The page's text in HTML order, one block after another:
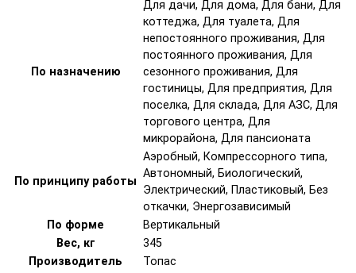
По назначению
Для дачи, Для дома, Для бани, Для
коттеджа, Для туалета, Для
непостоянного проживания, Для
постоянного проживания, Для
сезонного проживания, Для
гостиницы, Для предприятия, Для
поселка, Для склада, Для АЗС, Для
торгового центра, Для
микрорайона, Для пансионата
По принципу работы
Аэробный, Компрессорного типа,
Автономный, Биологический,
Электрический, Пластиковый, Без
откачки, Энергозависимый
По форме
Вертикальный
Вес, кг
345
Производитель
Топас